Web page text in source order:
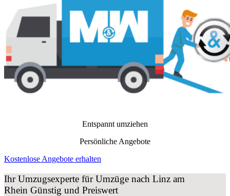
Entspannt umziehen
Persönliche Angebote
Kostenlose Angebote erhalten
Ihr Umzugsexperte für Umzüge nach Linz am
Rhein Günstig und Preiswert